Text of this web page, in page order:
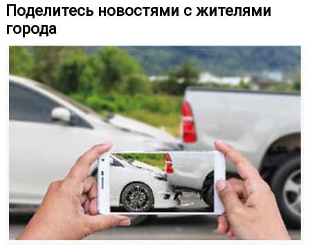
Поделитесь новостями с жителями
города